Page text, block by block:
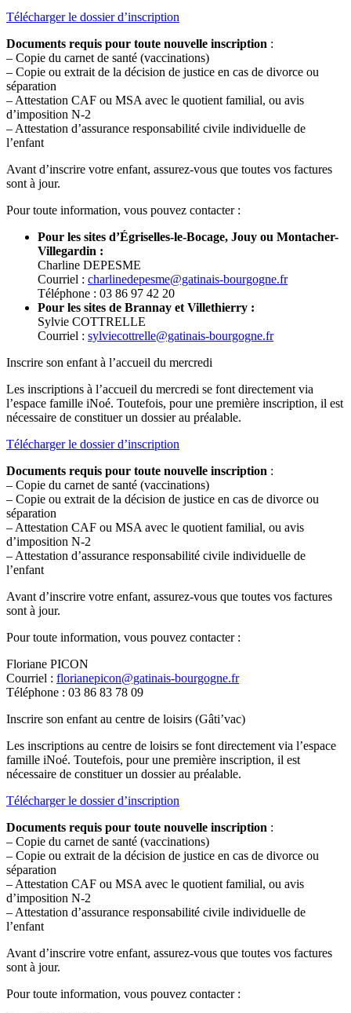
Télécharger le dossier d’inscription
Documents requis pour toute nouvelle inscription :
– Copie du carnet de santé (vaccinations)
– Copie ou extrait de la décision de justice en cas de divorce ou
séparation
– Attestation CAF ou MSA avec le quotient familial, ou avis
d’imposition N-2
– Attestation d’assurance responsabilité civile individuelle de
l’enfant
Avant d’inscrire votre enfant, assurez-vous que toutes vos factures
sont à jour.
Pour toute information, vous pouvez contacter :
Pour les sites d’Égriselles-le-Bocage, Jouy ou Montacher-
Villegardin :
Charline DEPESME
Courriel : charlinedepesme@gatinais-bourgogne.fr
Téléphone : 03 86 97 42 20
Pour les sites de Brannay et Villethierry :
Sylvie COTTRELLE
Courriel : sylviecottrelle@gatinais-bourgogne.fr
Inscrire son enfant à l’accueil du mercredi
Les inscriptions à l’accueil du mercredi se font directement via
l’espace famille iNoé. Toutefois, pour une première inscription, il est
nécessaire de constituer un dossier au préalable.
Télécharger le dossier d’inscription
Documents requis pour toute nouvelle inscription :
– Copie du carnet de santé (vaccinations)
– Copie ou extrait de la décision de justice en cas de divorce ou
séparation
– Attestation CAF ou MSA avec le quotient familial, ou avis
d’imposition N-2
– Attestation d’assurance responsabilité civile individuelle de
l’enfant
Avant d’inscrire votre enfant, assurez-vous que toutes vos factures
sont à jour.
Pour toute information, vous pouvez contacter :
Floriane PICON
Courriel : florianepicon@gatinais-bourgogne.fr
Téléphone : 03 86 83 78 09
Inscrire son enfant au centre de loisirs (Gâti’vac)
Les inscriptions au centre de loisirs se font directement via l’espace
famille iNoé. Toutefois, pour une première inscription, il est
nécessaire de constituer un dossier au préalable.
Télécharger le dossier d’inscription
Documents requis pour toute nouvelle inscription :
– Copie du carnet de santé (vaccinations)
– Copie ou extrait de la décision de justice en cas de divorce ou
séparation
– Attestation CAF ou MSA avec le quotient familial, ou avis
d’imposition N-2
– Attestation d’assurance responsabilité civile individuelle de
l’enfant
Avant d’inscrire votre enfant, assurez-vous que toutes vos factures
sont à jour.
Pour toute information, vous pouvez contacter :